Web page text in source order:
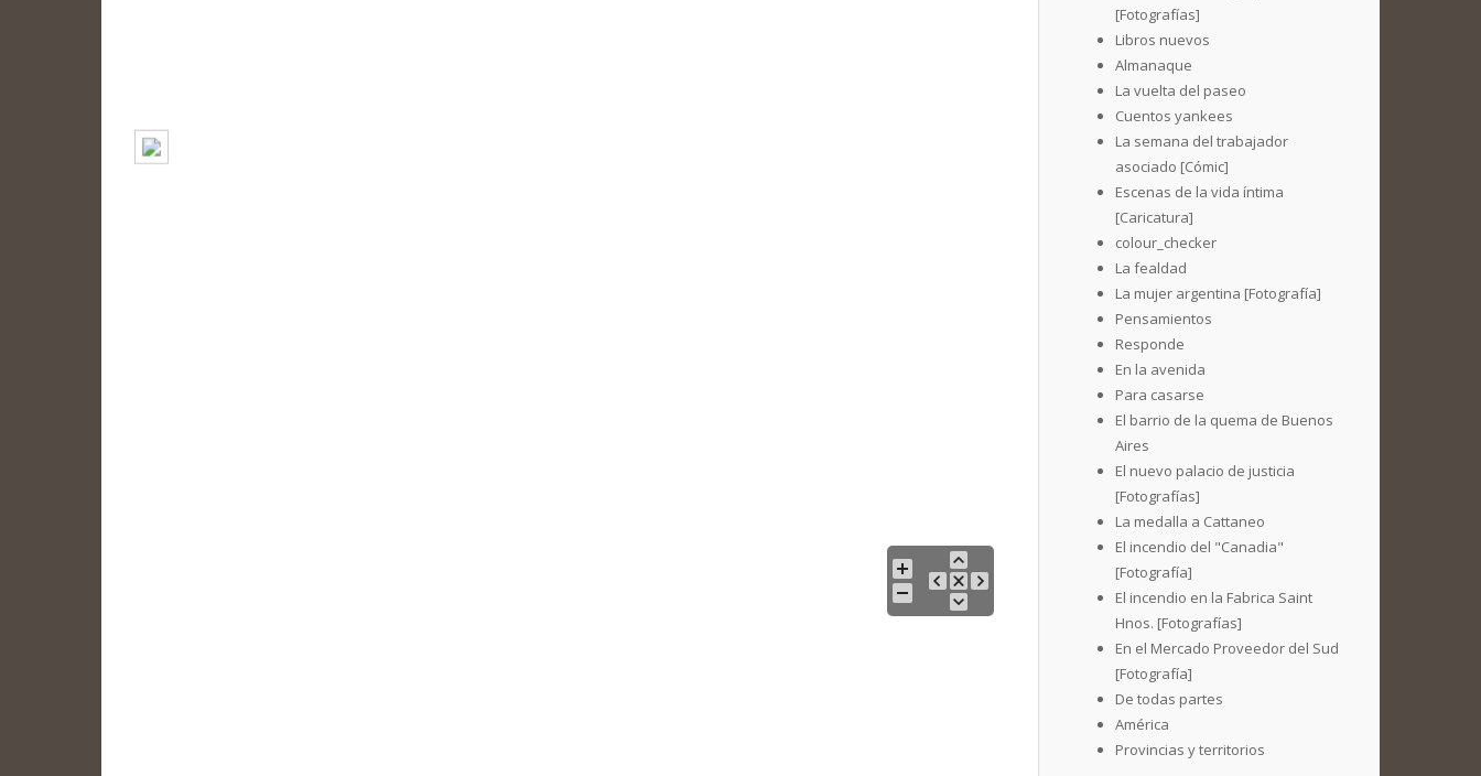
[Fotografías]
Libros nuevos
Almanaque
La vuelta del paseo
Cuentos yankees
La semana del trabajador
asociado [Cómic]
Escenas de la vida íntima
[Caricatura]
colour_checker
La fealdad
La mujer argentina [Fotografía]
Pensamientos
Responde
En la avenida
Para casarse
El barrio de la quema de Buenos
Aires
El nuevo palacio de justicia
[Fotografías]
La medalla a Cattaneo
El incendio del "Canadia"
[Fotografía]
El incendio en la Fabrica Saint
Hnos. [Fotografías]
En el Mercado Proveedor del Sud
[Fotografía]
De todas partes
América
Provincias y territorios